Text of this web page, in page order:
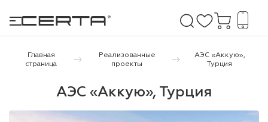
покрытия
и дачи
Главная
страница
Реализованные
проекты
АЭС «Аккую»,
Турция
АЭС «Аккую», Турция